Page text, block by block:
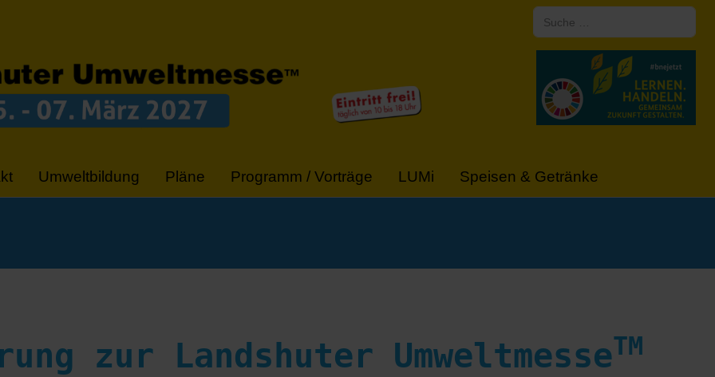
Suchen
Umweltbildung Pläne Programm / Vorträge LUMi Speisen & Getränke
zur Landshuter UmweltmesseTM